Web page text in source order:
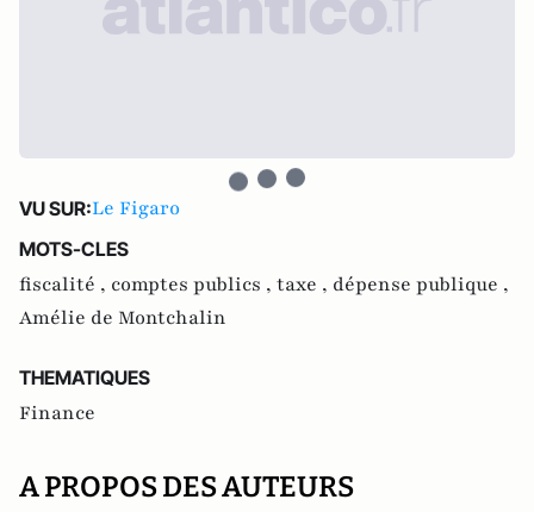
VU SUR:Le Figaro
MOTS-CLES
fiscalité , comptes publics , taxe , dépense publique ,
Amélie de Montchalin
THEMATIQUES
Finance
A PROPOS DES AUTEURS